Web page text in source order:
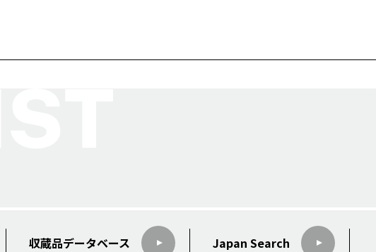
収蔵品データベース Japan Search